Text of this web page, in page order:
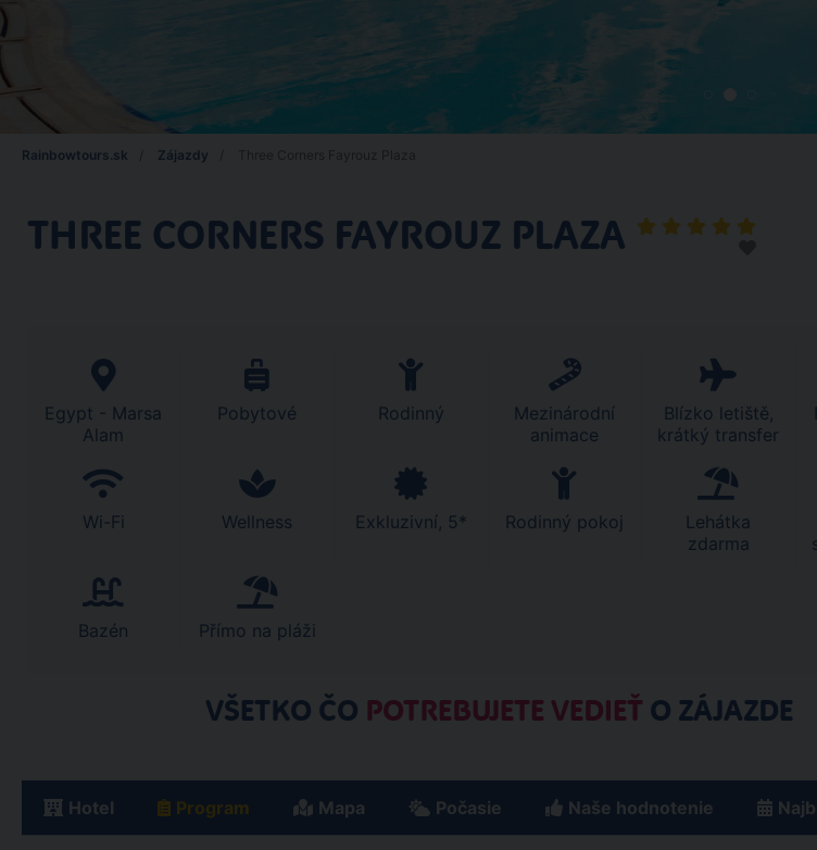
Rainbowtours.sk Zájazdy
THREE CORNERS FAYROUZ PLAZA
Egypt - Marsa
Alam
Pobytové Rodinný
Mezinárodní
animace
Blízko letiště,
krátký transfer
Wi-Fi Wellness Exkluzivní, 5* Rodinný pokoj
Lehátka
zdarma
Bazén Přímo na pláži
VŠETKO ČO POTREBUJETE VEDIEŤ O ZÁJAZDE
Hotel Program Mapa Počasie Naše hodnotenie